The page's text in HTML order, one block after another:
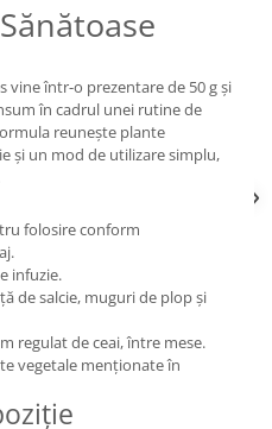
vine într-o prezentare de 50 g și
în cadrul unei rutine de
reunește plante
și un mod de utilizare simplu,
folosire conform
infuzie.
de salcie, muguri de plop și
regulat de ceai, între mese.
vegetale menționate în